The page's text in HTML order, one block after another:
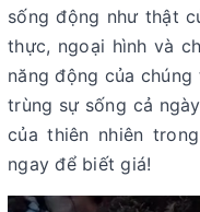
sống động như thật
thực, ngoại hình và
năng động của
trùng sự sống cả
của thiên nhiên
ngay để biết giá!